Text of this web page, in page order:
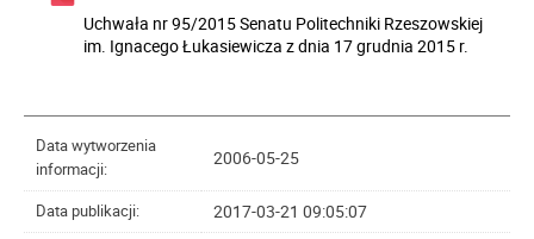
Uchwała nr 95/2015 Senatu Politechniki Rzeszowskiej
im. Ignacego Łukasiewicza z dnia 17 grudnia 2015 r.
Data wytworzenia
informacji:
2006-05-25
Data publikacji: 2017-03-21 09:05:07